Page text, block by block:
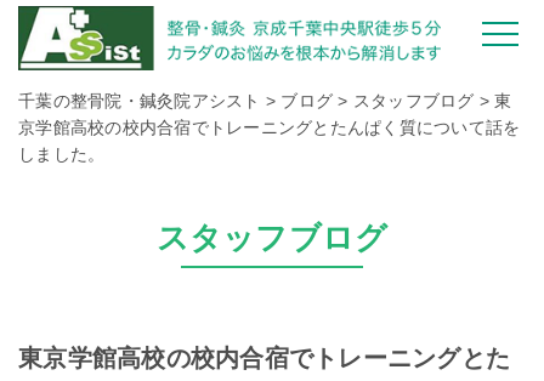
千葉の整骨院・鍼灸院アシスト > ブログ > スタッフブログ >東
京学館高校の校内合宿でトレーニングとたんぱく質について話を
しました。
スタッフブログ
東京学館高校の校内合宿でトレーニングとた